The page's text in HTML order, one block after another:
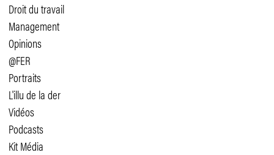
Droit du travail
Management
Opinions
@FER
Portraits
L'illu de la der
Vidéos
Podcasts
Kit Média